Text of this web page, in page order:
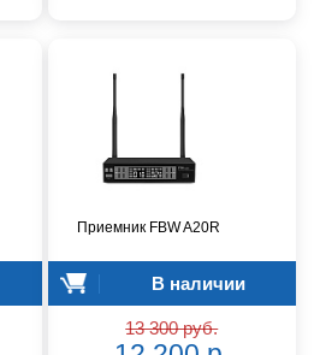
Приемник FBW A20R
В наличии
13 300 руб.